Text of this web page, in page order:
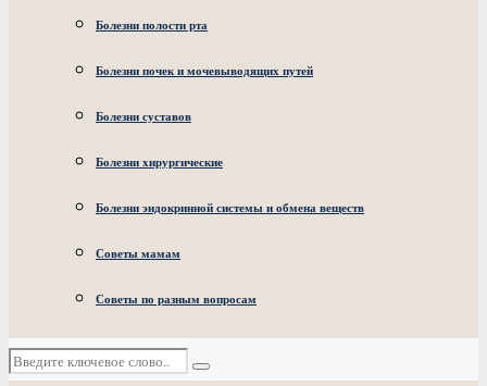
Болезни полости рта
Болезни почек и мочевыводящих путей
Болезни суставов
Болезни хирургические
Болезни эндокринной системы и обмена веществ
Советы мамам
Советы по разным вопросам
Искать:
Поиск